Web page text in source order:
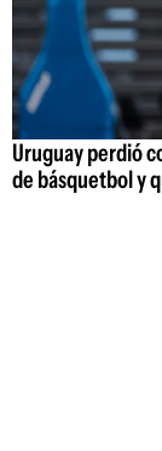
Uruguay perdió
de básquetbol y